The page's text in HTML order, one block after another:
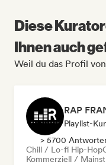
Diese
Ihnen auch
Weil du das Profil
Playlist-
> 5700
Chill / Lo-fi Hip-Hop
Kommerziell /